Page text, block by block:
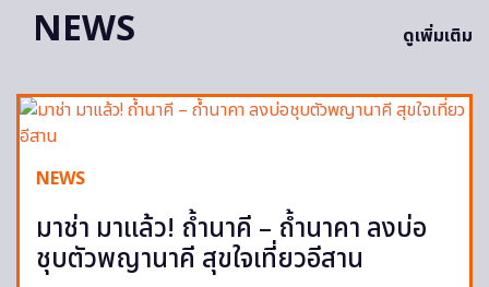
NEWS
ดูเพิ่มเติม
NEWS
มาช่า มาแล้ว! ถ้ำนาคี – ถ้ำนาคา ลงบ่อ
ชุบตัวพญานาคี สุขใจเที่ยวอีสาน